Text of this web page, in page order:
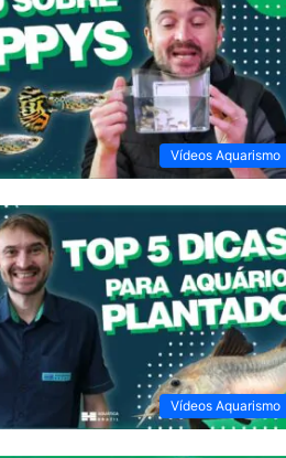
Vídeos Aquarismo
Vídeos Aquarismo